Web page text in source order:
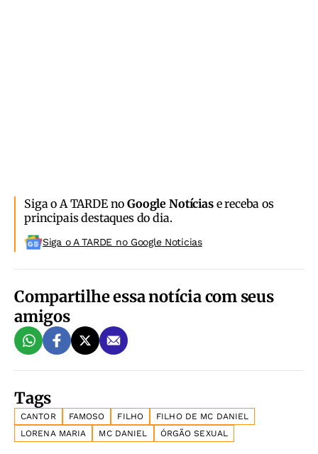
Siga o A TARDE noGoogle Notíciase receba os
principais destaques do dia.
Siga o A TARDE no Google Noticias
Compartilhe essa notícia com seus
amigos
Tags
CANTOR FAMOSO FILHO
FILHO DE MC DANIEL
LORENA MARIA
MC DANIEL ÓRGÃO SEXUAL